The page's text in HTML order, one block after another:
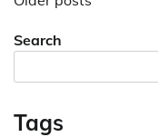
navigation
Search
Tags